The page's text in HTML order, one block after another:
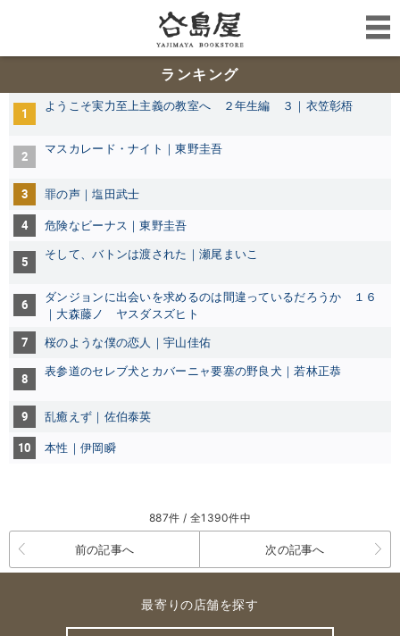
ランキング
1 ようこそ実力至上主義の教室へ ２年生編 ３｜衣笠彰梧
2 マスカレード・ナイト｜東野圭吾
3 罪の声｜塩田武士
4 危険なビーナス｜東野圭吾
5 そして、バトンは渡された｜瀬尾まいこ
6
ダンジョンに出会いを求めるのは間違っているだろうか １６
｜大森藤ノ ヤスダスズヒト
7 桜のような僕の恋人｜宇山佳佑
8 表参道のセレブ犬とカバーニャ要塞の野良犬｜若林正恭
9 乱癒えず｜佐伯泰英
10 本性｜伊岡瞬
887件 / 全1390件中
前の記事へ 次の記事へ
最寄りの店舗を探す